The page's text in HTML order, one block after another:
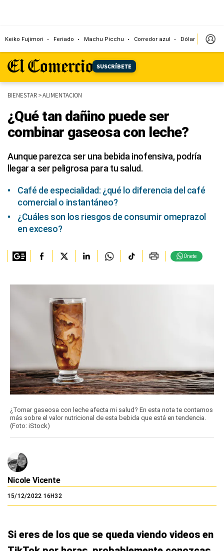
SUSCRÍBETE
Keiko Fujimori Feriado Machu Picchu Corredor azul Dólar
BIENESTAR>ALIMENTACION
¿Qué tan dañino puede ser
combinar gaseosa con leche?
Aunque parezca ser una bebida inofensiva, podría
llegar a ser peligrosa para tu salud.
Café de especialidad: ¿qué lo diferencia del café
comercial o instantáneo?
¿Cuáles son los riesgos de consumir omeprazol
en exceso?
Únete
¿Tomar gaseosa con leche afecta mi salud? En esta nota te contamos
más sobre el valor nutricional de esta bebida que está en tendencia.
(Foto: iStock)
Nicole Vicente
15/12/2022 16H32
Si eres de los que se queda viendo videos en